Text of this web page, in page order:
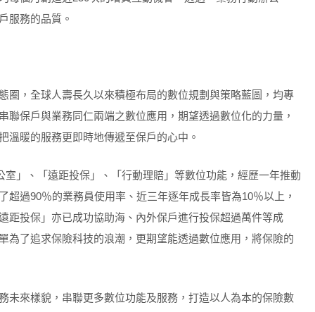
服務的品質。
圈，全球人壽長久以來積極布局的數位規劃與策略藍圖，均專
保戶與業務同仁兩端之數位應用，期望透過數位化的力量，
溫暖的服務更即時地傳遞至保戶的心中。
」、「遠距投保」、「行動理賠」等數位功能，經歷一年推動
過90％的業務員使用率、近三年逐年成長率皆為10％以上，
距投保」亦已成功協助海、內外保戶進行投保超過萬件等成
為了追求保險科技的浪潮，更期望能透過數位應用，將保險的
未來樣貌，串聯更多數位功能及服務，打造以人為本的保險數